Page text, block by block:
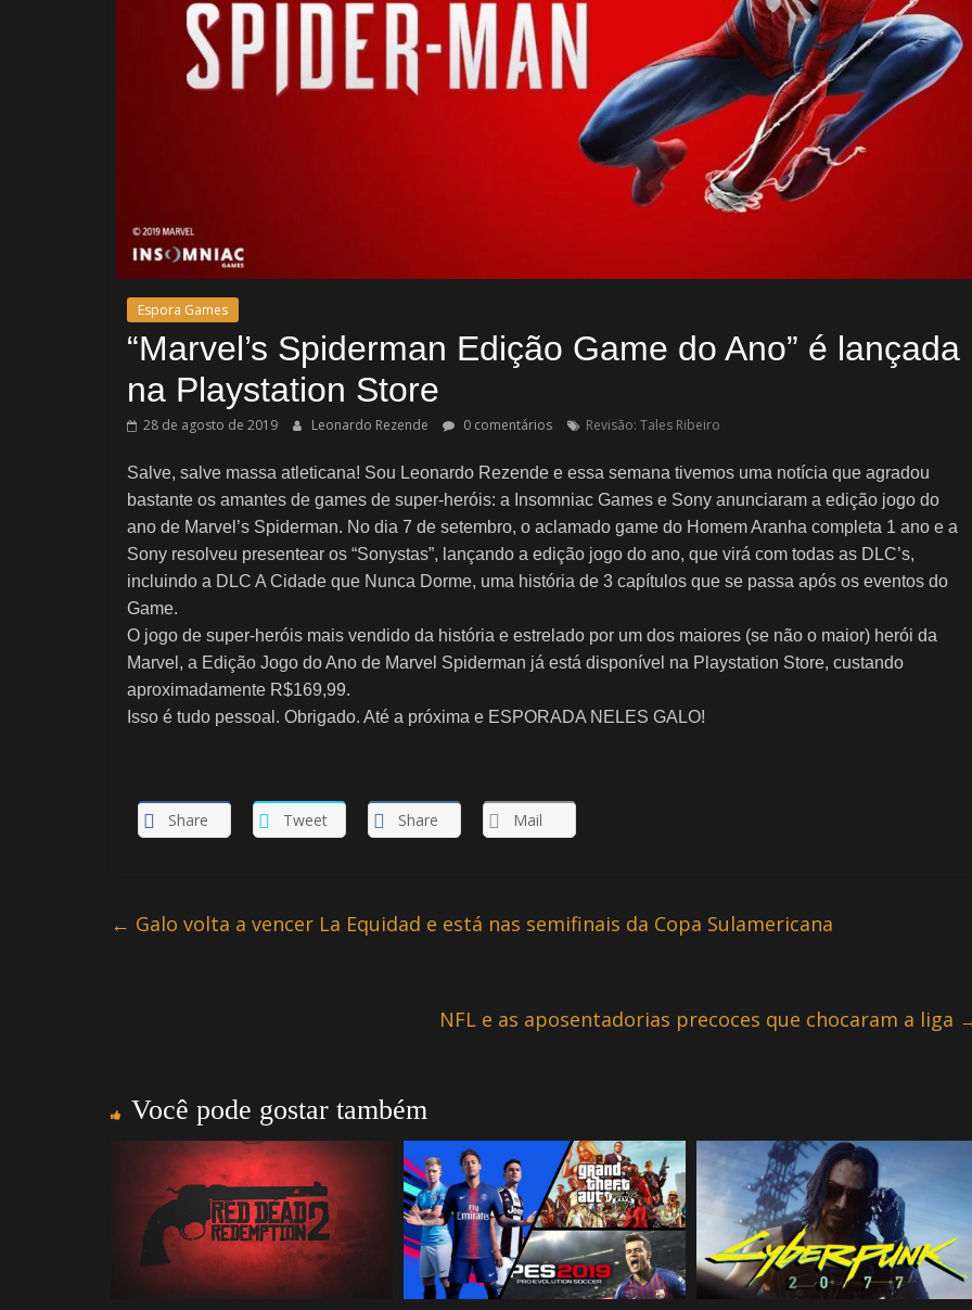
Espora Games
“Marvel’s Spiderman Edição Game do Ano” é lançada
na Playstation Store
28 de agosto de 2019 Leonardo Rezende 0 comentários Revisão: Tales Ribeiro
Salve, salve massa atleticana! Sou Leonardo Rezende e essa semana tivemos uma notícia que agradou
bastante os amantes de games de super-heróis: a Insomniac Games e Sony anunciaram a edição jogo do
ano de Marvel’s Spiderman. No dia 7 de setembro, o aclamado game do Homem Aranha completa 1 ano e a
Sony resolveu presentear os “Sonystas”, lançando a edição jogo do ano, que virá com todas as DLC’s,
incluindo a DLC A Cidade que Nunca Dorme, uma história de 3 capítulos que se passa após os eventos do
Game.
O jogo de super-heróis mais vendido da história e estrelado por um dos maiores (se não o maior) herói da
Marvel, a Edição Jogo do Ano de Marvel Spiderman já está disponível na Playstation Store, custando
aproximadamente R$169,99.
Isso é tudo pessoal. Obrigado. Até a próxima e ESPORADA NELES GALO!
Share Tweet Share Mail
← Galo volta a vencer La Equidad e está nas semifinais da Copa Sulamericana
NFL e as aposentadorias precoces que chocaram a liga
Você pode gostar também